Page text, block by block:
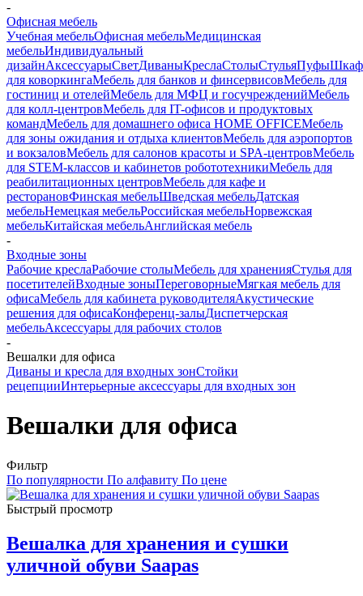
-
Офисная мебель
Учебная мебельОфисная мебельМедицинская
мебельИндивидуальный
дизайнАксессуарыСветДиваныКреслаСтолыСтульяПуфы
для коворкингаМебель для банков и финсервисовМебель для
гостиниц и отелейМебель для МФЦ и госучрежденийМебель
для колл-центровМебель для IT-офисов и продуктовых
командМебель для домашнего офиса HOME OFFICEМебель
для зоны ожидания и отдыха клиентовМебель для аэропортов
и вокзаловМебель для салонов красоты и SPA-центровМебель
для STEM-классов и кабинетов робототехникиМебель для
реабилитационных центровМебель для кафе и
ресторановФинская мебельШведская мебельДатская
мебельНемецкая мебельРоссийская мебельНорвежская
мебельКитайская мебельАнглийская мебель
-
Входные зоны
Рабочие креслаРабочие столыМебель для храненияСтулья для
посетителейВходные зоныПереговорныеМягкая мебель для
офисаМебель для кабинета руководителяАкустические
решения для офисаКонференц-залыДиспетчерская
мебельАксессуары для рабочих столов
-
Вешалки для офиса
Диваны и кресла для входных зонСтойки
рецепцииИнтерьерные аксессуары для входных зон
Вешалки для офиса
Фильтр
По популярности По алфавиту По цене
Быстрый просмотр
Вешалка для хранения и сушки
уличной обуви Saapas